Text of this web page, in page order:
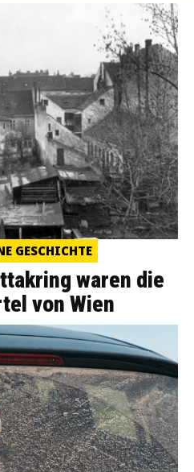
GESCHICHTE
waren die
von Wien